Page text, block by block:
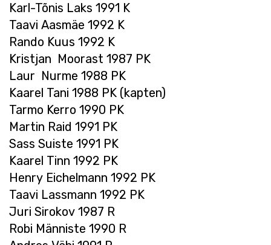
Karl-Tõnis Laks 1991 K
Taavi Aasmäe 1992 K
Rando Kuus 1992 K
Kristjan Moorast 1987 PK
Laur Nurme 1988 PK
Kaarel Tani 1988 PK (kapten)
Tarmo Kerro 1990 PK
Martin Raid 1991 PK
Sass Suiste 1991 PK
Kaarel Tinn 1992 PK
Henry Eichelmann 1992 PK
Taavi Lassmann 1992 PK
Juri Sirokov 1987 R
Robi Männiste 1990 R